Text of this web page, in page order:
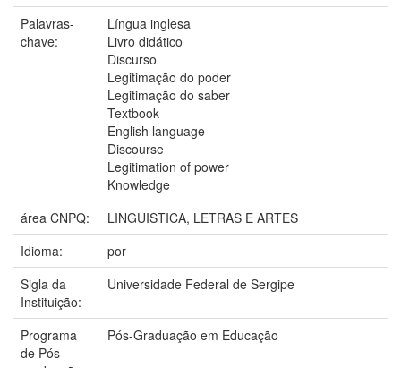
Palavras-
chave:
Língua inglesa
Livro didático
Discurso
Legitimação do poder
Legitimação do saber
Textbook
English language
Discourse
Legitimation of power
Knowledge
área CNPQ:
LINGUISTICA, LETRAS E ARTES
Idioma:
por
Sigla da
Instituição:
Universidade Federal de Sergipe
Programa
de Pós-
Pós-Graduação em Educação